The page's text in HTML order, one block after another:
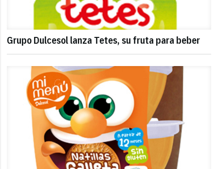
Grupo Dulcesol lanza Tetes, su fruta para beber